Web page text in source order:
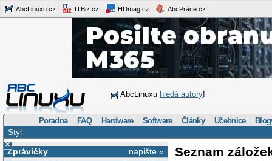
AbcLinuxu.cz ITBiz.cz HDmag.cz AbcPráce.cz
AbcLinuxu hledá autory!
Poradna FAQ Hardware Software Články Učebnice
Styl
×
napište »
Zprávičky
Seznam